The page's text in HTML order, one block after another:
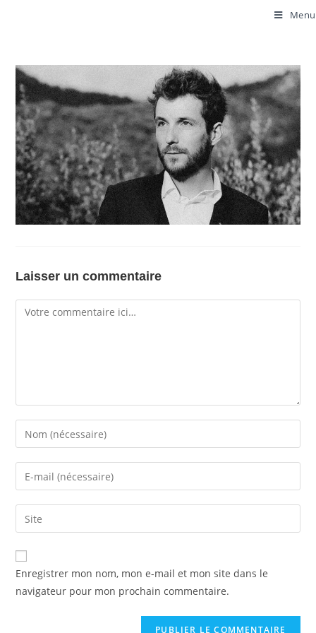
Menu
Laisser un commentaire
Enregistrer mon nom, mon e-mail et mon site dans le
navigateur pour mon prochain commentaire.